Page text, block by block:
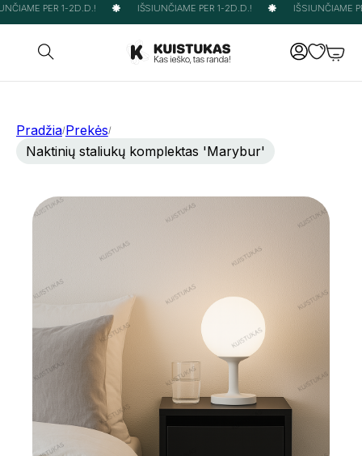
PER 1-2D.D.! IŠSIUNČIAME PER 1-2D.D.! IŠSIUNČIAME
Pradžia/Prekės/
Naktinių staliukų komplektas 'Marybur'